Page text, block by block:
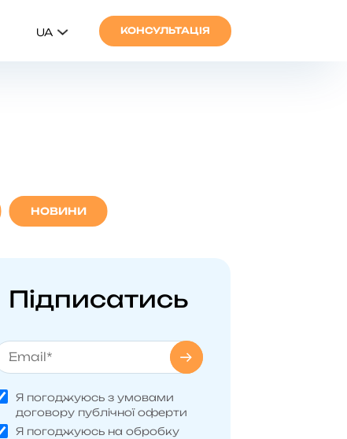
UA КОНСУЛЬТАЦІЯ
НОВИНИ
Підписатись
Я погоджуюсь з умовами
договору публічної оферти
Я погоджуюсь на обробку